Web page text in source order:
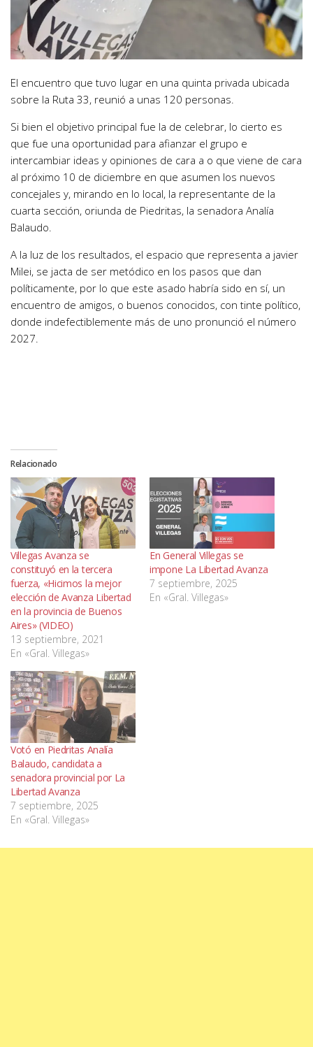
El encuentro que tuvo lugar en una quinta privada ubicada
sobre la Ruta 33, reunió a unas 120 personas.
Si bien el objetivo principal fue la de celebrar, lo cierto es
que fue una oportunidad para afianzar el grupo e
intercambiar ideas y opiniones de cara a o que viene de cara
al próximo 10 de diciembre en que asumen los nuevos
concejales y, mirando en lo local, la representante de la
cuarta sección, oriunda de Piedritas, la senadora Analía
Balaudo.
A la luz de los resultados, el espacio que representa a javier
Milei, se jacta de ser metódico en los pasos que dan
políticamente, por lo que este asado habría sido en sí, un
encuentro de amigos, o buenos conocidos, con tinte político,
donde indefectiblemente más de uno pronunció el número
2027.
Relacionado
Villegas Avanza se
constituyó en la tercera
fuerza, «Hicimos la mejor
elección de Avanza Libertad
en la provincia de Buenos
Aires» (VIDEO)
13 septiembre, 2021
En «Gral. Villegas»
En General Villegas se
impone La Libertad Avanza
7 septiembre, 2025
En «Gral. Villegas»
Votó en Piedritas Analía
Balaudo, candidata a
senadora provincial por La
Libertad Avanza
7 septiembre, 2025
En «Gral. Villegas»